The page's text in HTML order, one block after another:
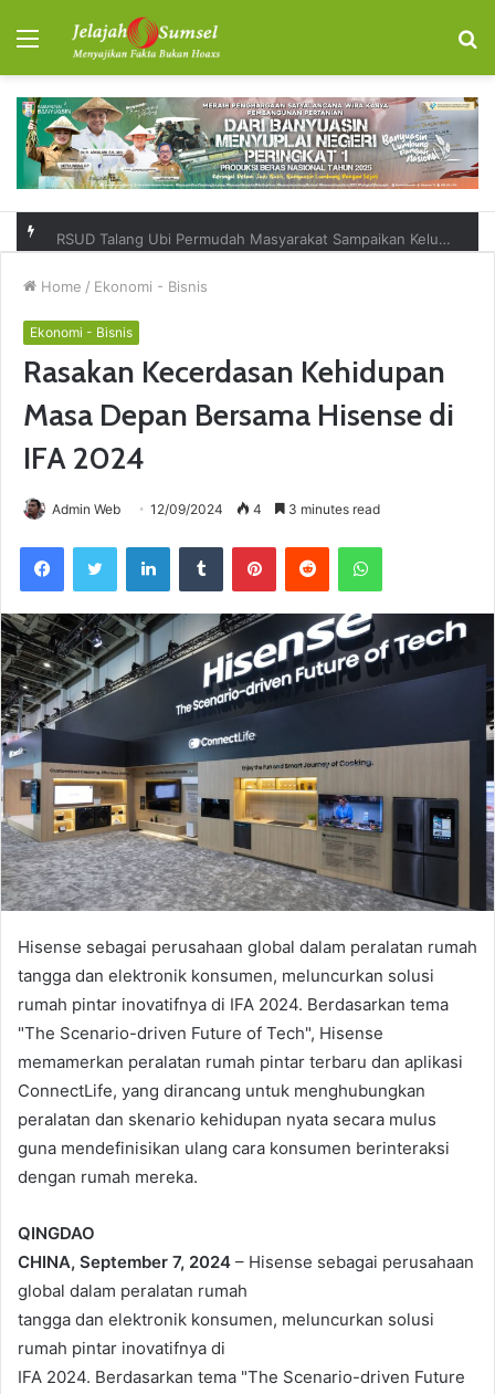
Menu
Home / Ekonomi - Bisnis
Ekonomi - Bisnis
Rasakan Kecerdasan Kehidupan
Masa Depan Bersama Hisense di
IFA 2024
Admin Web 12/09/2024 4 3 minutes read
Hisense sebagai perusahaan global dalam peralatan rumah
tangga dan elektronik konsumen, meluncurkan solusi
rumah pintar inovatifnya di IFA 2024. Berdasarkan tema
"The Scenario-driven Future of Tech", Hisense
memamerkan peralatan rumah pintar terbaru dan aplikasi
ConnectLife, yang dirancang untuk menghubungkan
peralatan dan skenario kehidupan nyata secara mulus
guna mendefinisikan ulang cara konsumen berinteraksi
dengan rumah mereka.
QINGDAO
CHINA, September 7, 2024 – Hisense sebagai perusahaan
global dalam peralatan rumah
tangga dan elektronik konsumen, meluncurkan solusi
rumah pintar inovatifnya di
IFA 2024. Berdasarkan tema "The Scenario-driven Future